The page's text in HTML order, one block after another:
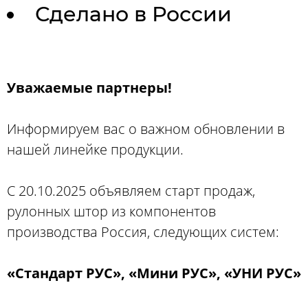
Сделано в России
Уважаемые партнеры!
Информируем вас о важном обновлении в
нашей линейке продукции.
С 20.10.2025 объявляем старт продаж,
рулонных штор из компонентов
производства Россия, следующих систем:
«Стандарт РУС», «Мини РУС», «УНИ РУС»